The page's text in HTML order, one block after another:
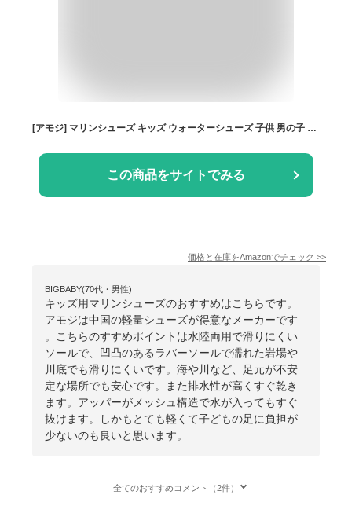
[アモジ] マリンシューズ キッズ ウォーターシューズ 子供 男の子 アクアシューズ 女の子 子ども こども きっず ジュニア ビーチシューズ 水陸両用 川 靴 海 夏 排水 WTK2427 ピンク 18cm
この商品をサイトでみる
価格と在庫をAmazonでチェック >>
BIGBABY(70代・男性)
キッズ用マリンシューズのおすすめはこちらです。
アモジは中国の軽量シューズが得意なメーカーです
。こちらのすすめポイントは水陸両用で滑りにくい
ソールで、凹凸のあるラバーソールで濡れた岩場や
川底でも滑りにくいです。海や川など、足元が不安
定な場所でも安心です。また排水性が高くすぐ乾き
ます。アッパーがメッシュ構造で水が入ってもすぐ
抜けます。しかもとても軽くて子どもの足に負担が
少ないのも良いと思います。
全てのおすすめコメント（2件）